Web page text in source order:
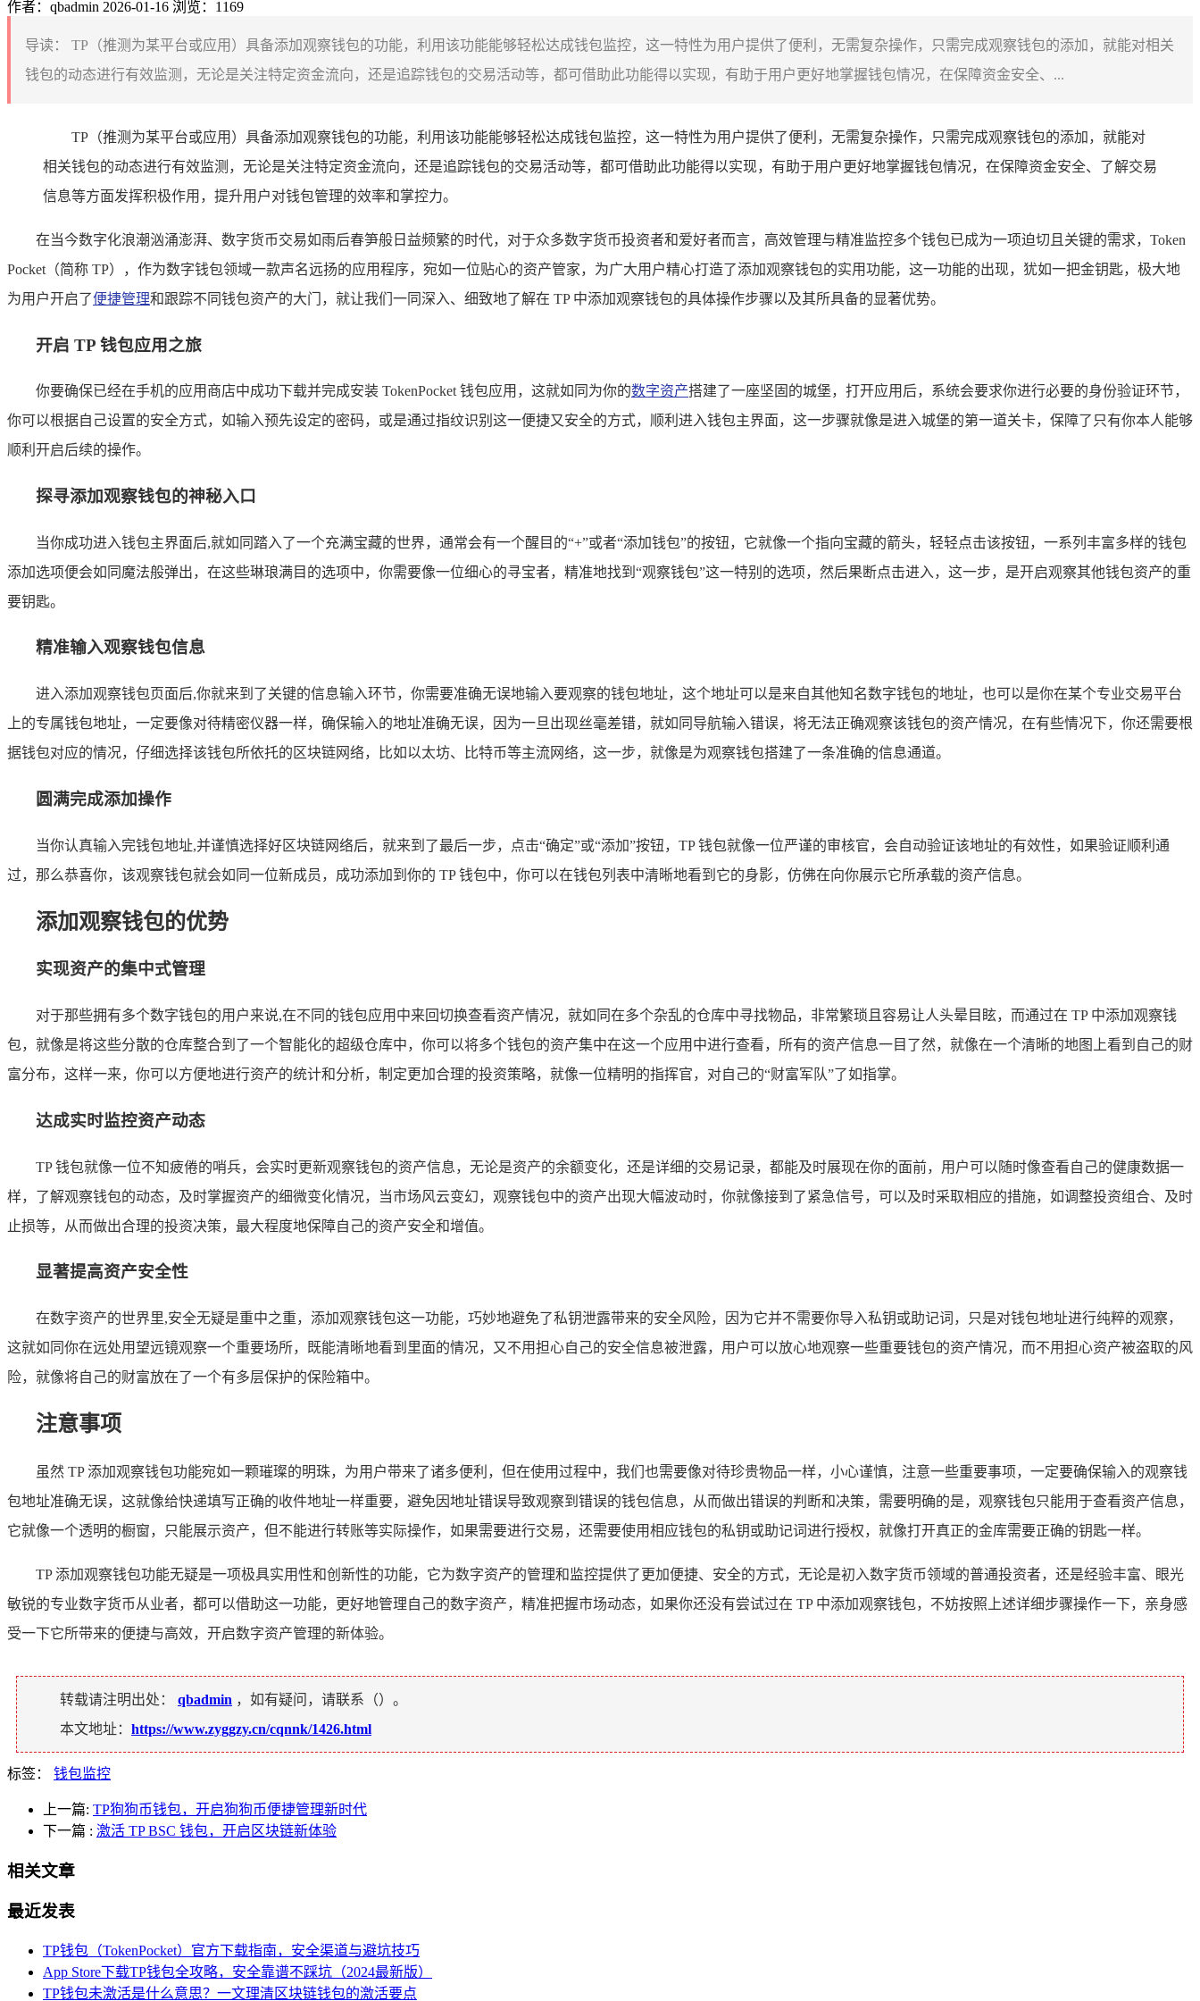
作者：qbadmin 2026-01-16 浏览：1169
导读：
TP（推测为某平台或应用）具备添加观察钱包的功能，利用该功能能够轻松达成钱包监控，这一特性为用户提供了便利，无需复杂操作，只需完成观察钱包的添加，就能对相关
钱包的动态进行有效监测，无论是关注特定资金流向，还是追踪钱包的交易活动等，都可借助此功能得以实现，有助于用户更好地掌握钱包情况，在保障资金安全、...
TP（推测为某平台或应用）具备添加观察钱包的功能，利用该功能能够轻松达成钱包监控，这一特性为用户提供了便利，无需复杂操作，只需完成观察钱包的添加，就能对
相关钱包的动态进行有效监测，无论是关注特定资金流向，还是追踪钱包的交易活动等，都可借助此功能得以实现，有助于用户更好地掌握钱包情况，在保障资金安全、了解交易
信息等方面发挥积极作用，提升用户对钱包管理的效率和掌控力。
在当今数字化浪潮汹涌澎湃、数字货币交易如雨后春笋般日益频繁的时代，对于众多数字货币投资者和爱好者而言，高效管理与精准监控多个钱包已成为一项迫切且关键的需求，Token
Pocket（简称 TP），作为数字钱包领域一款声名远扬的应用程序，宛如一位贴心的资产管家，为广大用户精心打造了添加观察钱包的实用功能，这一功能的出现，犹如一把金钥匙，极大地
为用户开启了便捷管理和跟踪不同钱包资产的大门，就让我们一同深入、细致地了解在 TP 中添加观察钱包的具体操作步骤以及其所具备的显著优势。
开启 TP 钱包应用之旅
你要确保已经在手机的应用商店中成功下载并完成安装 TokenPocket 钱包应用，这就如同为你的数字资产搭建了一座坚固的城堡，打开应用后，系统会要求你进行必要的身份验证环节，
你可以根据自己设置的安全方式，如输入预先设定的密码，或是通过指纹识别这一便捷又安全的方式，顺利进入钱包主界面，这一步骤就像是进入城堡的第一道关卡，保障了只有你本人能够
顺利开启后续的操作。
探寻添加观察钱包的神秘入口
当你成功进入钱包主界面后,就如同踏入了一个充满宝藏的世界，通常会有一个醒目的“+”或者“添加钱包”的按钮，它就像一个指向宝藏的箭头，轻轻点击该按钮，一系列丰富多样的钱包
添加选项便会如同魔法般弹出，在这些琳琅满目的选项中，你需要像一位细心的寻宝者，精准地找到“观察钱包”这一特别的选项，然后果断点击进入，这一步，是开启观察其他钱包资产的重
要钥匙。
精准输入观察钱包信息
进入添加观察钱包页面后,你就来到了关键的信息输入环节，你需要准确无误地输入要观察的钱包地址，这个地址可以是来自其他知名数字钱包的地址，也可以是你在某个专业交易平台
上的专属钱包地址，一定要像对待精密仪器一样，确保输入的地址准确无误，因为一旦出现丝毫差错，就如同导航输入错误，将无法正确观察该钱包的资产情况，在有些情况下，你还需要根
据钱包对应的情况，仔细选择该钱包所依托的区块链网络，比如以太坊、比特币等主流网络，这一步，就像是为观察钱包搭建了一条准确的信息通道。
圆满完成添加操作
当你认真输入完钱包地址,并谨慎选择好区块链网络后，就来到了最后一步，点击“确定”或“添加”按钮，TP 钱包就像一位严谨的审核官，会自动验证该地址的有效性，如果验证顺利通
过，那么恭喜你，该观察钱包就会如同一位新成员，成功添加到你的 TP 钱包中，你可以在钱包列表中清晰地看到它的身影，仿佛在向你展示它所承载的资产信息。
添加观察钱包的优势
实现资产的集中式管理
对于那些拥有多个数字钱包的用户来说,在不同的钱包应用中来回切换查看资产情况，就如同在多个杂乱的仓库中寻找物品，非常繁琐且容易让人头晕目眩，而通过在 TP 中添加观察钱
包，就像是将这些分散的仓库整合到了一个智能化的超级仓库中，你可以将多个钱包的资产集中在这一个应用中进行查看，所有的资产信息一目了然，就像在一个清晰的地图上看到自己的财
富分布，这样一来，你可以方便地进行资产的统计和分析，制定更加合理的投资策略，就像一位精明的指挥官，对自己的“财富军队”了如指掌。
达成实时监控资产动态
TP 钱包就像一位不知疲倦的哨兵，会实时更新观察钱包的资产信息，无论是资产的余额变化，还是详细的交易记录，都能及时展现在你的面前，用户可以随时像查看自己的健康数据一
样，了解观察钱包的动态，及时掌握资产的细微变化情况，当市场风云变幻，观察钱包中的资产出现大幅波动时，你就像接到了紧急信号，可以及时采取相应的措施，如调整投资组合、及时
止损等，从而做出合理的投资决策，最大程度地保障自己的资产安全和增值。
显著提高资产安全性
在数字资产的世界里,安全无疑是重中之重，添加观察钱包这一功能，巧妙地避免了私钥泄露带来的安全风险，因为它并不需要你导入私钥或助记词，只是对钱包地址进行纯粹的观察，
这就如同你在远处用望远镜观察一个重要场所，既能清晰地看到里面的情况，又不用担心自己的安全信息被泄露，用户可以放心地观察一些重要钱包的资产情况，而不用担心资产被盗取的风
险，就像将自己的财富放在了一个有多层保护的保险箱中。
注意事项
虽然 TP 添加观察钱包功能宛如一颗璀璨的明珠，为用户带来了诸多便利，但在使用过程中，我们也需要像对待珍贵物品一样，小心谨慎，注意一些重要事项，一定要确保输入的观察钱
包地址准确无误，这就像给快递填写正确的收件地址一样重要，避免因地址错误导致观察到错误的钱包信息，从而做出错误的判断和决策，需要明确的是，观察钱包只能用于查看资产信息，
它就像一个透明的橱窗，只能展示资产，但不能进行转账等实际操作，如果需要进行交易，还需要使用相应钱包的私钥或助记词进行授权，就像打开真正的金库需要正确的钥匙一样。
TP 添加观察钱包功能无疑是一项极具实用性和创新性的功能，它为数字资产的管理和监控提供了更加便捷、安全的方式，无论是初入数字货币领域的普通投资者，还是经验丰富、眼光
敏锐的专业数字货币从业者，都可以借助这一功能，更好地管理自己的数字资产，精准把握市场动态，如果你还没有尝试过在 TP 中添加观察钱包，不妨按照上述详细步骤操作一下，亲身感
受一下它所带来的便捷与高效，开启数字资产管理的新体验。
转载请注明出处： qbadmin ，如有疑问，请联系（）。
本文地址： https://www.zyggzy.cn/cqnnk/1426.html
标签： 钱包监控
上一篇: TP狗狗币钱包，开启狗狗币便捷管理新时代
下一篇 : 激活 TP BSC 钱包，开启区块链新体验
相关文章
最近发表
TP钱包（TokenPocket）官方下载指南，安全渠道与避坑技巧
App Store下载TP钱包全攻略，安全靠谱不踩坑（2024最新版）
TP钱包未激活是什么意思？一文理清区块链钱包的激活要点